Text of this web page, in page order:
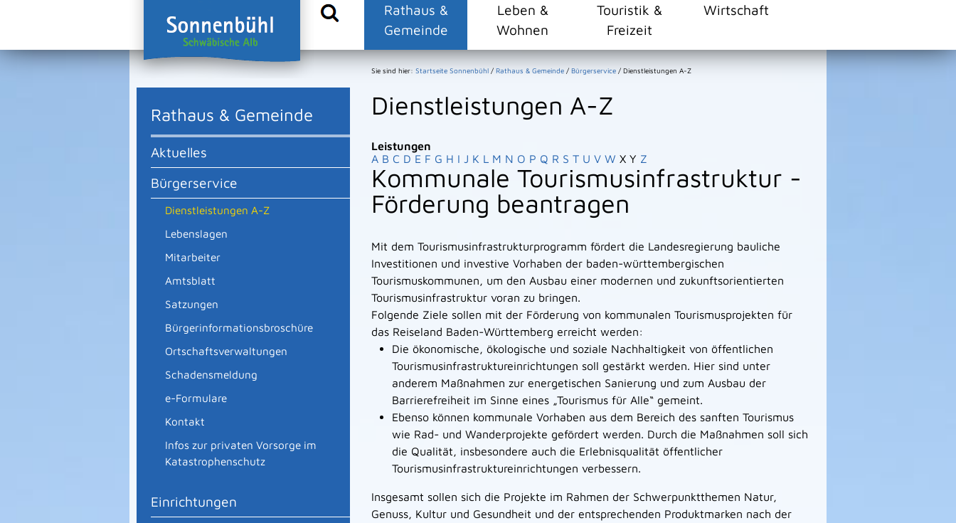
Rathaus &
Gemeinde
Leben &
Wohnen
Touristik &
Freizeit
Wirtschaft
Rathaus & Gemeinde
Aktuelles
Bürgerservice
Dienstleistungen A-Z
Lebenslagen
Mitarbeiter
Amtsblatt
Satzungen
Bürgerinformationsbroschüre
Ortschaftsverwaltungen
Schadensmeldung
e-Formulare
Kontakt
Infos zur privaten Vorsorge im
Katastrophenschutz
Einrichtungen
Sie sind hier: Startseite Sonnenbühl / Rathaus & Gemeinde / Bürgerservice / Dienstleistungen A-Z
Dienstleistungen A-Z
Leistungen
A B C D E F G H I J K L M N O P Q R S T U V W X Y Z
Kommunale Tourismusinfrastruktur -
Förderung beantragen
Mit dem Tourismusinfrastrukturprogramm fördert die Landesregierung bauliche
Investitionen und investive Vorhaben der baden-württembergischen
Tourismuskommunen, um den Ausbau einer modernen und zukunftsorientierten
Tourismusinfrastruktur voran zu bringen.
Folgende Ziele sollen mit der Förderung von kommunalen Tourismusprojekten für
das Reiseland Baden-Württemberg erreicht werden:
Die ökonomische, ökologische und soziale Nachhaltigkeit von öffentlichen
Tourismusinfrastruktureinrichtungen soll gestärkt werden. Hier sind unter
anderem Maßnahmen zur energetischen Sanierung und zum Ausbau der
Barrierefreiheit im Sinne eines „Tourismus für Alle“ gemeint.
Ebenso können kommunale Vorhaben aus dem Bereich des sanften Tourismus
wie Rad- und Wanderprojekte gefördert werden. Durch die Maßnahmen soll sich
die Qualität, insbesondere auch die Erlebnisqualität öffentlicher
Tourismusinfrastruktureinrichtungen verbessern.
Insgesamt sollen sich die Projekte im Rahmen der Schwerpunktthemen Natur,
Genuss, Kultur und Gesundheit und der entsprechenden Produktmarken nach der